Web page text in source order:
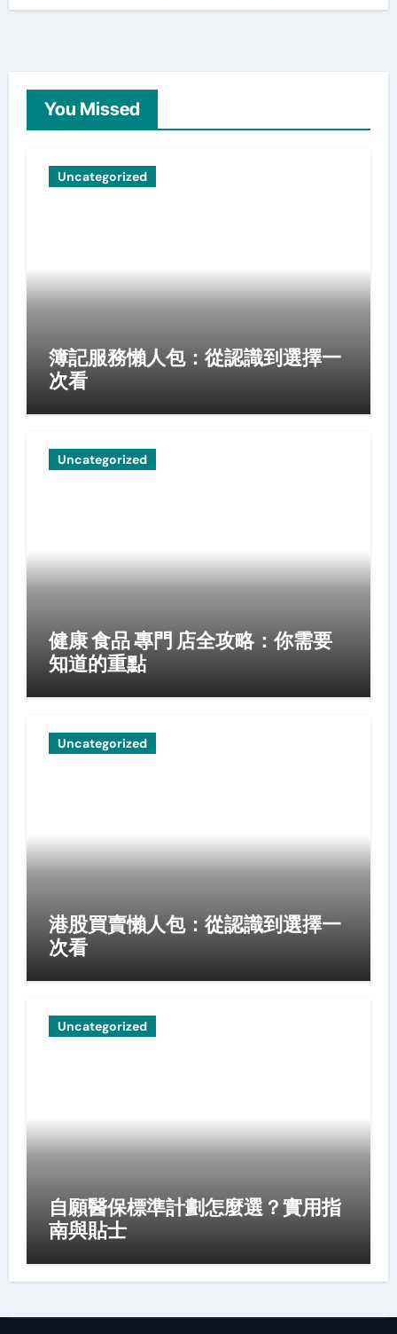
You Missed
Uncategorized
簿記服務懶人包：從認識到選擇一
次看
Uncategorized
健康 食品 專門 店全攻略：你需要
知道的重點
Uncategorized
港股買賣懶人包：從認識到選擇一
次看
Uncategorized
自願醫保標準計劃怎麼選？實用指
南與貼士